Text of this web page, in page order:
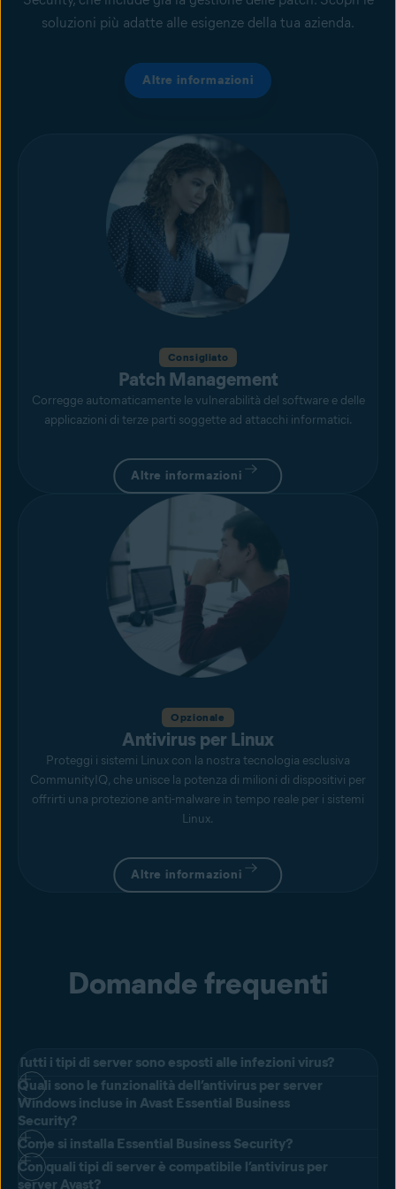
soluzioni più adatte alle esigenze della tua azienda.
Altre informazioni
Consigliato
Patch Management
Corregge automaticamente le vulnerabilità del software e delle
applicazioni di terze parti soggette ad attacchi informatici.
Altre informazioni
Opzionale
Antivirus per Linux
Proteggi i sistemi Linux con la nostra tecnologia esclusiva
CommunityIQ, che unisce la potenza di milioni di dispositivi per
offrirti una protezione anti-malware in tempo reale per i sistemi
Linux.
Altre informazioni
Domande frequenti
Tutti i tipi di server sono esposti alle infezioni virus?
Tutti i server possono essere esposti ai virus e il sistema Windows
può essere particolarmente sensibile. Dal momento che i server
Windows sono più vulnerabili, tendono anche a essere un facile
bersaglio per i criminali informatici. L’installazione di una soluzione
antivirus è consigliata per proteggere i server da malware e
Quali sono le funzionalità dell’antivirus per server
Windows incluse in Avast Essential Business
Security?
Business Hub La nostra piattaforma di gestione online
Come si installa Essential Business Security?
Prima di installare Essential Business Security è necessario creare
Con quali tipi di server è compatibile l’antivirus per
server Avast?